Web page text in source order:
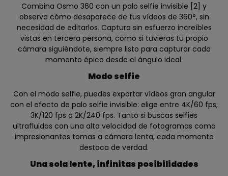
Combina Osmo 360 con un palo selfie invisible [2] y
observa cómo desaparece de tus vídeos de 360°, sin
necesidad de editarlos. Captura sin esfuerzo increíbles
vistas en tercera persona, como si tuvieras tu propio
cámara siguiéndote, siempre listo para capturar cada
momento épico desde el ángulo ideal.
Modo selfie
Con el modo selfie, puedes exportar vídeos gran angular
con el efecto de palo selfie invisible: elige entre 4K/60 fps,
3K/120 fps o 2K/240 fps. Tanto si buscas selfies
ultrafluidos con una alta velocidad de fotogramas como
impresionantes tomas a cámara lenta, cada momento
destaca de verdad.
Una sola lente, infinitas posibilidades